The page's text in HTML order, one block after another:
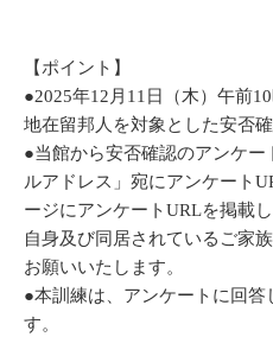
【ポイント】
●2025年12月11日（木）午前
地在留邦人を対象とした安否
●当館から安否確認のアンケ
ルアドレス」宛にアンケート
ージにアンケートURLを掲載
自身及び同居されているご家
お願いいたします。
●本訓練は、アンケートに回
す。